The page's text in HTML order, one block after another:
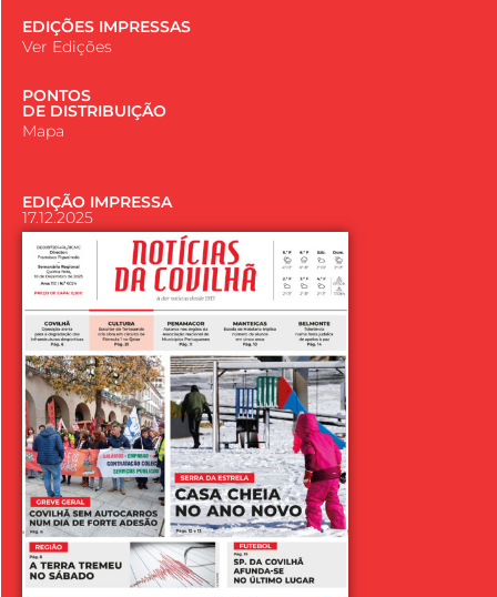
EDIÇÕES IMPRESSAS
Ver Edições
PONTOS
DE DISTRIBUIÇÃO
Mapa
EDIÇÃO IMPRESSA
17.12.2025